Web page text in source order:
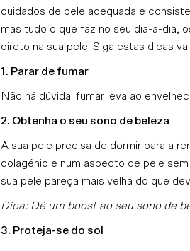
cuidados de pele adequada e
mas tudo o que faz no seu dia-a-dia,
direto na sua pele. Siga estas dicas
1. Parar de fumar
Não há dúvida: fumar leva ao
2. Obtenha o seu sono de beleza
A sua pele precisa de dormir para a
colagénio e num aspecto de pele
sua pele pareça mais velha do que
Dica: Dê um boost ao seu sono de
3. Proteja-se do sol